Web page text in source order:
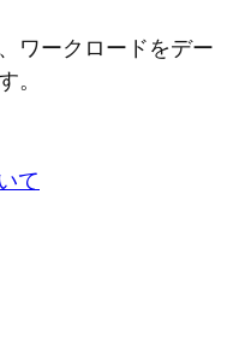
ワークロードをデー
。
て